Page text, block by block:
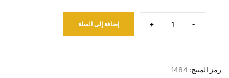
-
+ إضافة إلى السلة
رمز المنتج: 1484